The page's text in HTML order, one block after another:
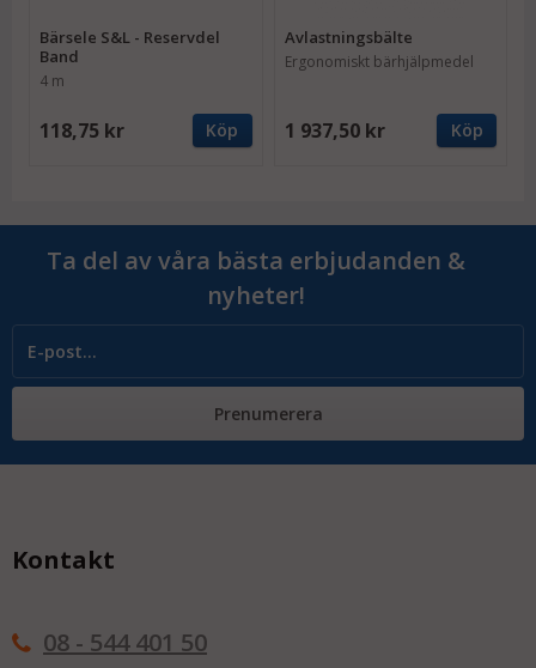
Bärsele S&L - Reservdel
Band
4 m
118,75 kr Köp
Avlastningsbälte
Ergonomiskt bärhjälpmedel
1 937,50 kr Köp
Ta del av våra bästa erbjudanden &
nyheter!
Prenumerera
Kontakt
08 - 544 401 50